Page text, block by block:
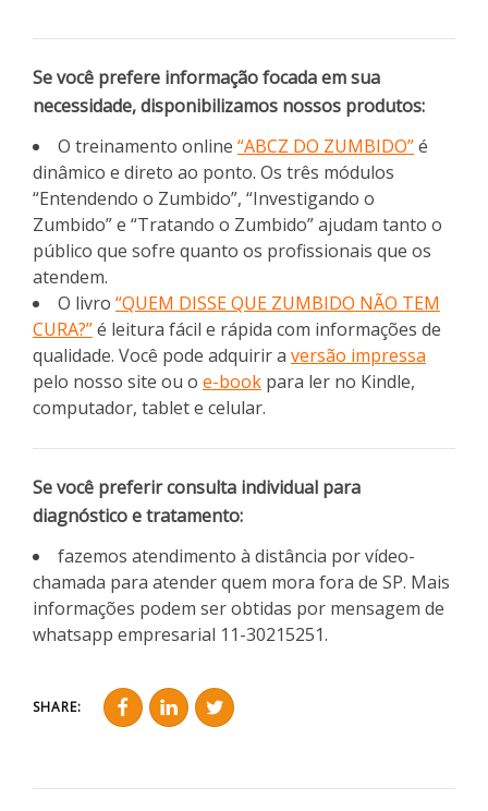
Se você prefere informação focada em sua
necessidade, disponibilizamos nossos produtos:
O treinamento online “ABCZ DO ZUMBIDO”é
dinâmico e direto ao ponto. Os três módulos
“Entendendo o Zumbido”, “Investigando o
Zumbido” e “Tratando o Zumbido” ajudam tanto o
público que sofre quanto os profissionais que os
atendem.
O livro “QUEM DISSE QUE ZUMBIDO NÃO TEM
CURA?”é leitura fácil e rápida com informações de
qualidade. Você pode adquirir a versão impressa
pelo nosso site ou o e-book para ler no Kindle,
computador, tablet e celular.
Se você preferir consulta individual para
diagnóstico e tratamento:
fazemos atendimento à distância por vídeo-
chamada para atender quem mora fora de SP. Mais
informações podem ser obtidas por mensagem de
whatsapp empresarial 11-30215251.
SHARE: